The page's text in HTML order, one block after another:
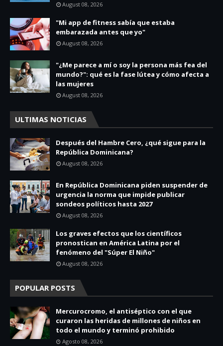
August 08, 2026
"Mi app de fitness sabía que estaba
embarazada antes que yo"
August 08, 2026
"¿Me parece a mí o soy la persona más fea del
mundo?": qué es la fase lútea y cómo afecta a
las mujeres
August 08, 2026
ULTIMAS NOTICIAS
Después del Hambre Cero, ¿qué sigue para la
República Dominicana?
August 08, 2026
En República Dominicana piden suspender de
urgencia la norma que impide publicar
sondeos políticos hasta 2027
August 08, 2026
Los graves efectos que los científicos
pronostican en América Latina por el
fenómeno del "Súper El Niño"
August 08, 2026
POPULAR POSTS
Mercurocromo, el antiséptico con el que
curaron las heridas de millones de niños en
todo el mundo y terminó prohibido
Agosto 08, 2026